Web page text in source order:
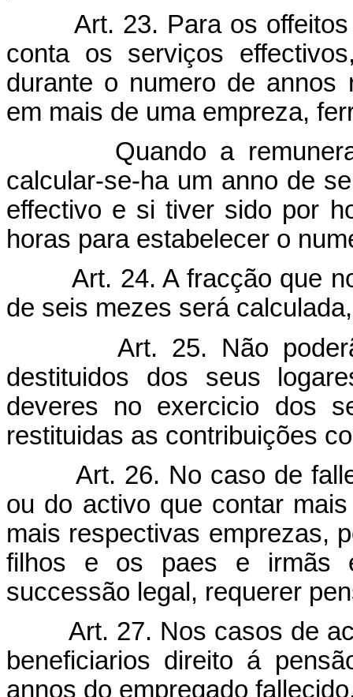
Art. 23. Para os
conta os serviços
durante o numero de annos
em mais de uma empreza,
Quando a
calcular-se-ha um anno de
effectivo e si tiver sido por
horas para estabelecer o
Art. 24. A fracção que
de seis mezes será
Art. 25. Não
destituidos dos seus
deveres no exercicio dos
restituidas as contribuições
Art. 26. No caso de
ou do activo que contar
mais respectivas emprezas,
filhos e os paes e irmãs
successão legal, requerer
Art. 27. Nos casos de
beneficiarios direito á
annos do empregado